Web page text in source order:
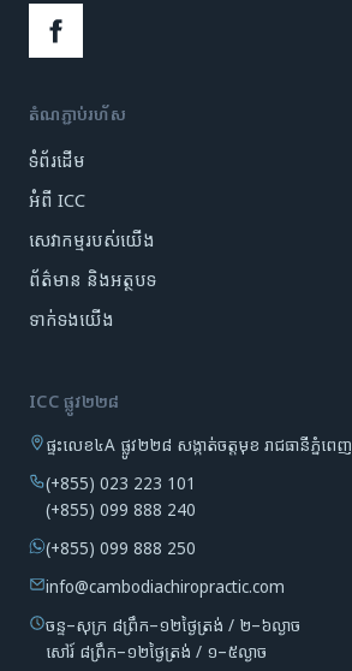
តំណភ្ជាប់រហ័ស
ទំព័រដើម
អំពី ICC
សេវាកម្មរបស់យើង
ព័ត៌មាន និងអត្ថបទ
ទាក់ទងយើង
ICC ផ្លូវ២២៨
ផ្ទះលេខ៤A ផ្លូវ២២៨ សង្កាត់ចត្តមុខ រាជធានីភ្នំពេញ
(+855) 023 223 101
(+855) 099 888 240
(+855) 099 888 250
info@cambodiachiropractic.com
ចន្ទ–សុក្រ ៨ព្រឹក–១២ថ្ងៃត្រង់ / ២–៦ល្ងាច
សៅរ៍ ៨ព្រឹក–១២ថ្ងៃត្រង់ / ១–៥ល្ងាច